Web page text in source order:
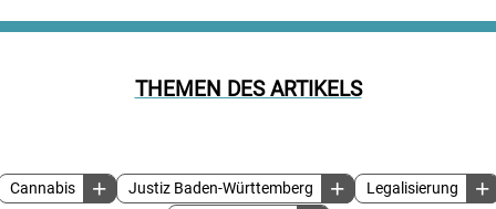
THEMEN DES ARTIKELS
Cannabis Justiz Baden-Württemberg
Legalisierung